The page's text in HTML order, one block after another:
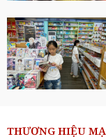
THƯƠNG HIỆU